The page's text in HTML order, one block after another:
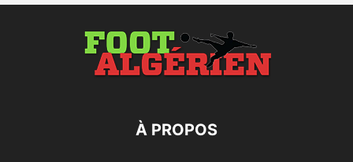
À PROPOS